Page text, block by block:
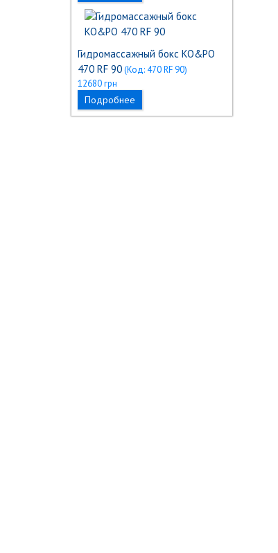
Гидромассажный бокс KO&PO
470 RF 90(Код: 470 RF 90)
12680 грн
Подробнее